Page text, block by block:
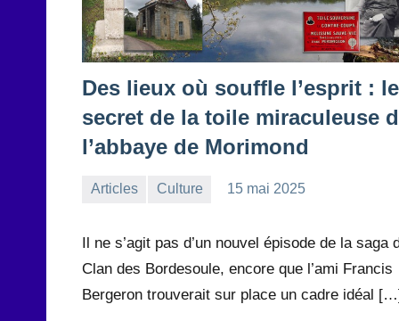
Des lieux où souffle l’esprit : le
secret de la toile miraculeuse
l’abbaye de Morimond
Articles Culture
15 mai 2025
Il ne s’agit pas d’un nouvel épisode de la saga
Clan des Bordesoule, encore que l’ami Francis
Bergeron trouverait sur place un cadre idéal